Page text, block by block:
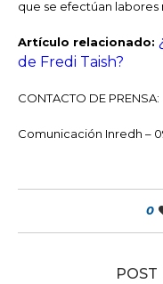
que se efectúan labores
Artículo relacionado:
de Fredi Taish?
CONTACTO DE PRENSA:
Comunicación Inredh –
0